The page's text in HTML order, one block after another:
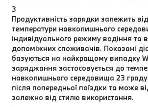
3
Продуктивність зарядки залежить
температури навколишнього
індивідуального режиму водіння та
допоміжних споживачів. Показані
базуються на найкращому випадку
заряджання застосовується до
навколишнього середовища 23
після попередньої поїздки та може
залежно від стилю використання.